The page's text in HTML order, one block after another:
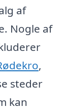
af
Nogle af
,
steder
kan